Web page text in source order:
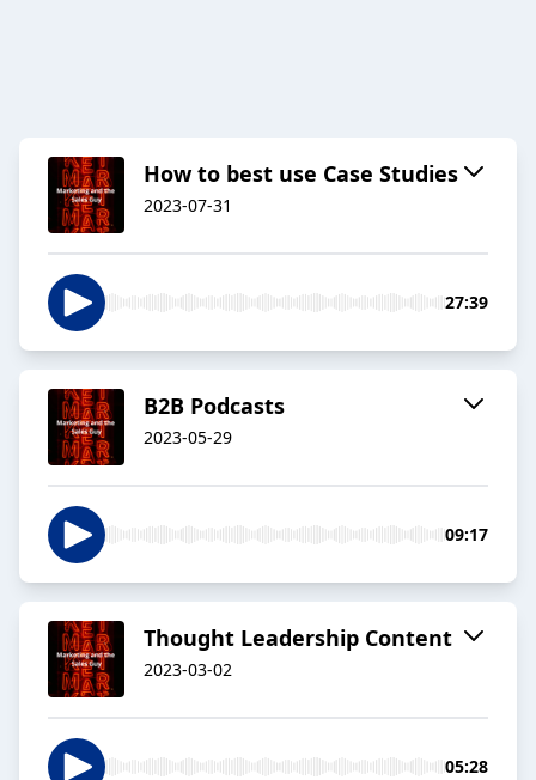
How to best use Case Studies
2023-07-31
27:39
B2B Podcasts
2023-05-29
09:17
Thought Leadership Content
2023-03-02
05:28